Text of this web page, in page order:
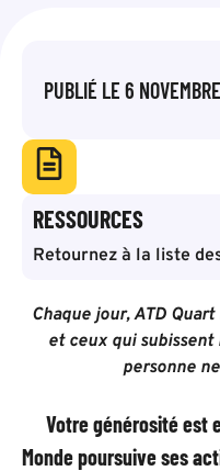
PUBLIÉ LE 6
RESSOURCES
Retournez à la liste
Chaque jour, ATD
et ceux qui
personne
Votre générosité est
Monde poursuive ses